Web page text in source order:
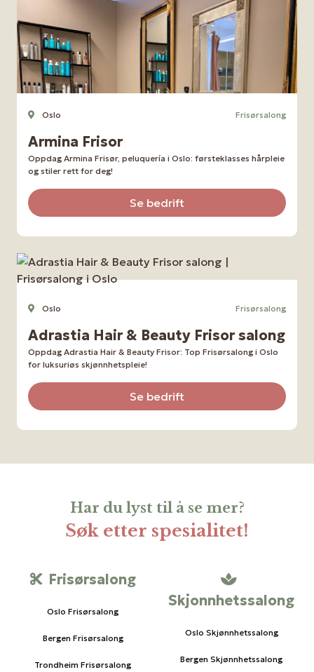
Oslo Frisørsalong
Armina Frisor
Oppdag Armina Frisør, peluquería i Oslo: førsteklasses hårpleie
og stiler rett for deg!
Se bedrift
Oslo Frisørsalong
Adrastia Hair & Beauty Frisor salong
Oppdag Adrastia Hair & Beauty Frisor: Top Frisørsalong i Oslo
for luksuriøs skjønnhetspleie!
Se bedrift
Har du lyst til å se mer?
Søk etter spesialitet!
Frisørsalong
Oslo Frisørsalong
Bergen Frisørsalong
Trondheim Frisørsalong
Skjonnhetssalong
Oslo Skjønnhetssalong
Bergen Skjønnhetssalong